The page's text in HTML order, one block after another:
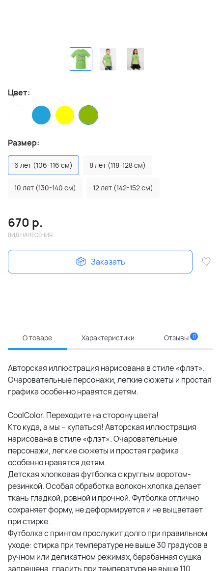
Цвет:
Размер:
6 лет (106-116 см) 8 лет (118-128 см)
10 лет (130-140 см) 12 лет (142-152 см)
670 р.
ВИД НАНЕСЕНИЯ
Заказать
О товаре Характеристики Отзывы 0
Авторская иллюстрация нарисована в стиле «флэт».
Очаровательные персонажи, легкие сюжеты и простая
графика особенно нравятся детям.
CoolColor. Переходите на сторону цвета!
Кто куда, а мы – купаться! Авторская иллюстрация
нарисована в стиле «флэт». Очаровательные
персонажи, легкие сюжеты и простая графика
особенно нравятся детям.
Детская хлопковая футболка с круглым воротом-
резинкой. Особая обработка волокон хлопка делает
ткань гладкой, ровной и прочной. Футболка отлично
сохраняет форму, не деформируется и не выцветает
при стирке.
Футболка с принтом прослужит долго при правильном
уходе: стирка при температуре не выше 30 градусов в
ручном или деликатном режимах, барабанная сушка
запрещена, гладить при температуре не выше 110